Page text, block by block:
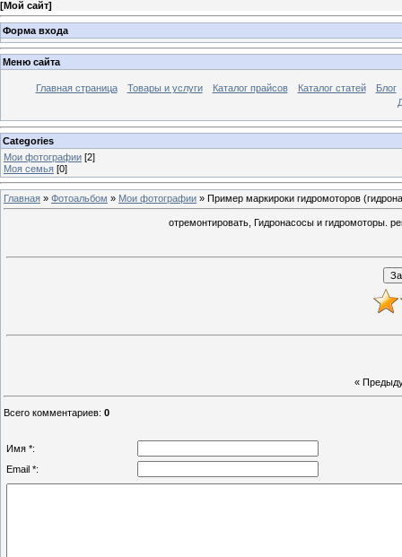
[Мой сайт]
Форма входа
Меню сайта
Главная страница Товары и услуги Каталог прайсов Каталог статей
Блог
Categories
Мои фотографии [2]
Моя семья [0]
Главная » Фотоальбом » Мои фотографии » Пример маркироки гидромоторов
отремонтировать, Гидронасосы и гидромоторы.
«
Всего комментариев: 0
Имя *:
Email *: